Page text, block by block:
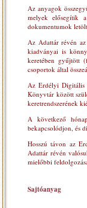
Az anyagok
melyek elősegítik
dokumentumok
Az Adattár révén
kiadványai is
keretében gyűjtött
csoportok által
Az Erdélyi Digitális
Könyvtár között
keretrendszerének
A következő
bekapcsolódjon, és
Hosszú távon az
Adattár révén
mielőbbi
Sajtóanyag